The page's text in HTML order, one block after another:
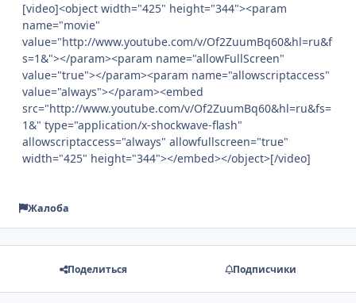
[video]<object width="425" height="344"><param
name="movie"
value="http://www.youtube.com/v/Of2ZuumBq60&hl=ru&f
s=1&"></param><param name="allowFullScreen"
value="true"></param><param name="allowscriptaccess"
value="always"></param><embed
src="http://www.youtube.com/v/Of2ZuumBq60&hl=ru&fs=
1&" type="application/x-shockwave-flash"
allowscriptaccess="always" allowfullscreen="true"
width="425" height="344"></embed></object>[/video]
Жалоба
Поделиться Подписчики